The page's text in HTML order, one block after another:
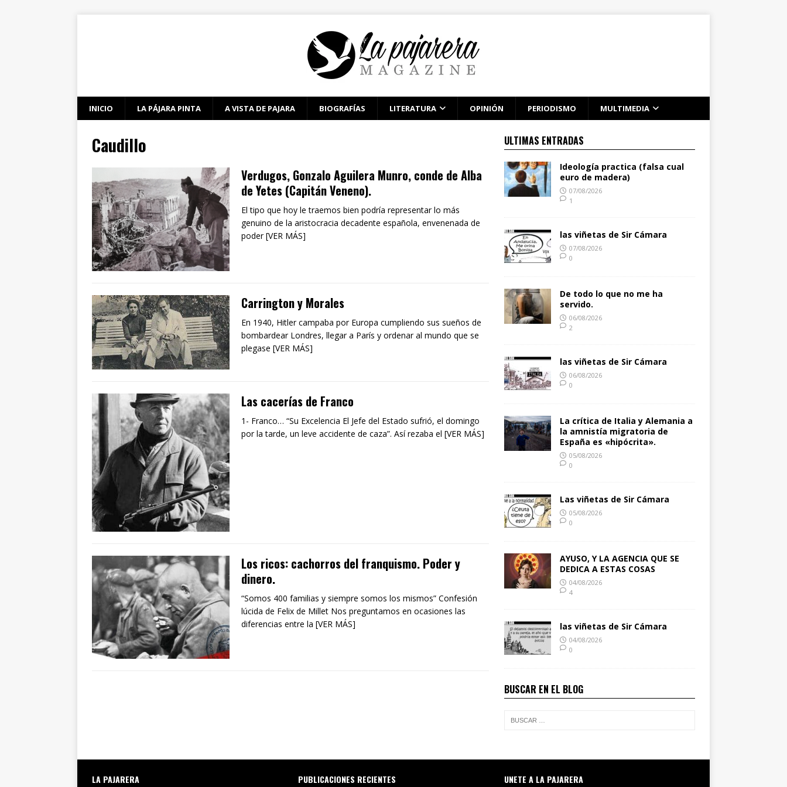
INICIO LA PÁJARA PINTA A VISTA DE PAJARA BIOGRAFÍAS LITERATURA OPINIÓN PERIODISMO MULTIMEDIA
Caudillo
Verdugos, Gonzalo Aguilera Munro, conde de Alba
de Yetes (Capitán Veneno).
El tipo que hoy le traemos bien podría representar lo más
genuino de la aristocracia decadente española, envenenada de
poder [VER MÁS]
Carrington y Morales
En 1940, Hitler campaba por Europa cumpliendo sus sueños de
bombardear Londres, llegar a París y ordenar al mundo que se
plegase [VER MÁS]
Las cacerías de Franco
1- Franco… “Su Excelencia El Jefe del Estado sufrió, el domingo
por la tarde, un leve accidente de caza”. Así rezaba el [VER MÁS]
Los ricos: cachorros del franquismo. Poder y
dinero.
“Somos 400 familias y siempre somos los mismos” Confesión
lúcida de Felix de Millet Nos preguntamos en ocasiones las
diferencias entre la [VER MÁS]
ULTIMAS ENTRADAS
Ideología practica (falsa cual
euro de madera)
07/08/2026
1
las viñetas de Sir Cámara
07/08/2026
0
De todo lo que no me ha
servido.
06/08/2026
2
las viñetas de Sir Cámara
06/08/2026
0
La crítica de Italia y Alemania a
la amnistía migratoria de
España es «hipócrita».
05/08/2026
0
Las viñetas de Sir Cámara
05/08/2026
0
AYUSO, Y LA AGENCIA QUE SE
DEDICA A ESTAS COSAS
04/08/2026
4
las viñetas de Sir Cámara
04/08/2026
0
BUSCAR EN EL BLOG
LA PAJARERA PUBLICACIONES RECIENTES UNETE A LA PAJARERA